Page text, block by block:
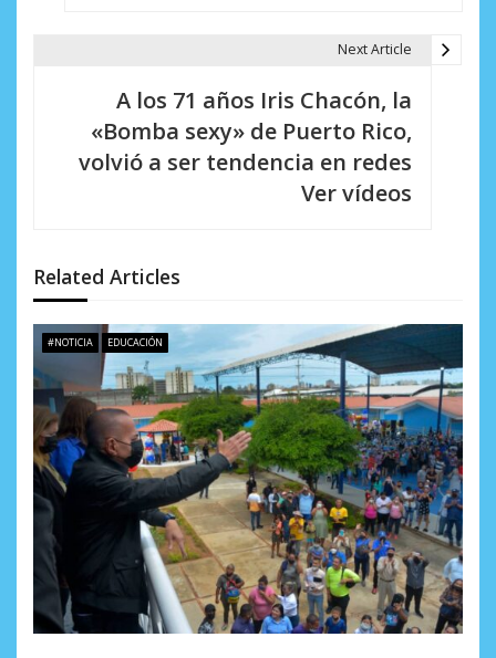
e
e
n
t
r
a
d
a
s
Next Article
A los 71 años Iris Chacón, la
«Bomba sexy» de Puerto Rico,
volvió a ser tendencia en redes
Ver vídeos
Related Articles
#NOTICIA EDUCACIÓN